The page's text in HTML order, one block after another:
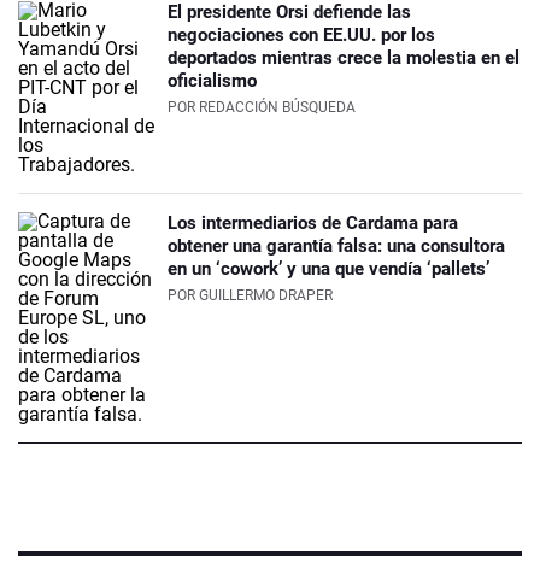
El presidente Orsi defiende las
negociaciones con EE.UU. por los
deportados mientras crece la molestia en el
oficialismo
POR REDACCIÓN BÚSQUEDA
Los intermediarios de Cardama para
obtener una garantía falsa: una consultora
en un ‘cowork’ y una que vendía ‘pallets’
POR GUILLERMO DRAPER